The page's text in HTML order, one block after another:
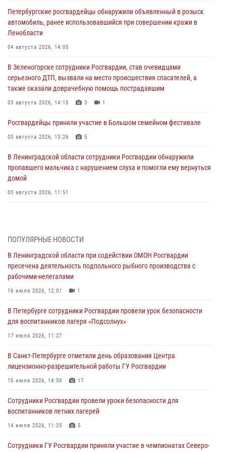
Петербургские росгвардейцы обнаружили объявленный в розыск
автомобиль, ранее использовавшийся при совершении кражи в
Ленобласти
04 августа 2026, 14:05
В Зеленогорске сотрудники Росгвардии, став очевидцами
серьезного ДТП, вызвали на место происшествия спасателей, а
также оказали доврачебную помощь пострадавшим
03 августа 2026, 14:15 3 1
Росгвардейцы приняли участие в Большом семейном фестивале
03 августа 2026, 13:26 5
В Ленинградской области сотрудники Росгвардии обнаружили
пропавшего мальчика с нарушением слуха и помогли ему вернуться
домой
03 августа 2026, 11:51
03 августа 2026, 10:15 1
Сотрудники ГУ Росгвардии приняли участие в чемпионатах Северо-
Западного округа войск национальной гвардии РФ по спортивному и
боевому самбо
03 августа 2026, 10:07
В Ленобласти сотрудники ОМОН Росгвардии оказали содействие
полиции в проведении профилактического мероприятия
03 августа 2026, 09:16
В Петербурге сотрудники Росгвардии обеспечили правопорядок в
День Воздушно-десантных войск
02 августа 2026, 19:30 10
Сотрудники Росгвардии на Пушкинской улице задержали двух
граждан, подозреваемых в попытке поджога одного из баров в
центре города
ПОПУЛЯРНЫЕ НОВОСТИ
В Ленинградской области при содействии ОМОН Росгвардии
пресечена деятельность подпольного рыбного производства с
рабочими-нелегалами
16 июля 2026, 12:01 1
В Петербурге сотрудники Росгвардии провели урок безопасности
для воспитанников лагеря «Подсолнух»
17 июля 2026, 11:27
В Санкт-Петербурге отметили день образования Центра
лицензионно-разрешительной работы ГУ Росгвардии
15 июля 2026, 14:59 17
Сотрудники Росгвардии провели уроки безопасности для
воспитанников летних лагерей
14 июля 2026, 11:25 5
Сотрудники ГУ Росгвардии приняли участие в чемпионатах Северо-